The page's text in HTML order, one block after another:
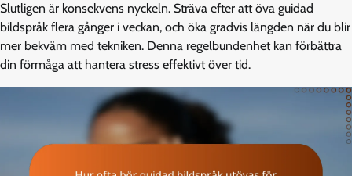
Slutligen är konsekvens nyckeln. Sträva efter att öva guidad
bildspråk flera gånger i veckan, och öka gradvis längden när du blir
mer bekväm med tekniken. Denna regelbundenhet kan förbättra
din förmåga att hantera stress effektivt över tid.